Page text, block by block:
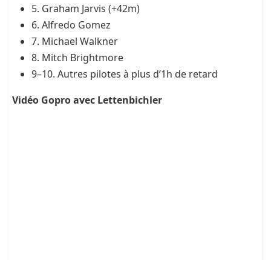
5. Graham Jarvis (+42m)
6. Alfredo Gomez
7. Michael Walkner
8. Mitch Brightmore
9–10. Autres pilotes à plus d’1h de retard
Vidéo Gopro avec Lettenbichler